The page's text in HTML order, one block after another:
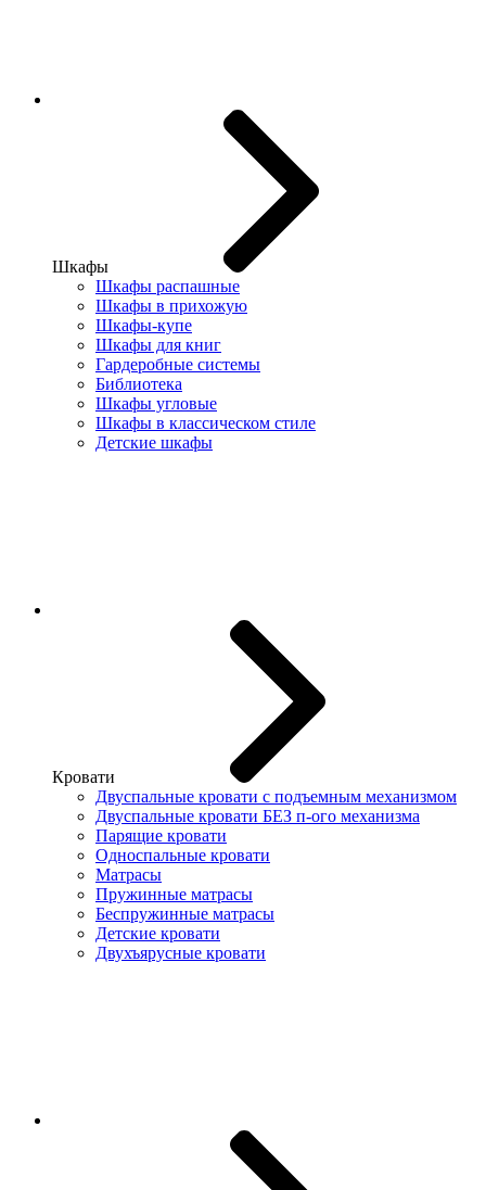
Шкафы
Шкафы распашные
Шкафы в прихожую
Шкафы-купе
Шкафы для книг
Гардеробные системы
Библиотека
Шкафы угловые
Шкафы в классическом стиле
Детские шкафы
Кровати
Двуспальные кровати с подъемным механизмом
Двуспальные кровати БЕЗ п-ого механизма
Парящие кровати
Односпальные кровати
Матрасы
Пружинные матрасы
Беспружинные матрасы
Детские кровати
Двухъярусные кровати